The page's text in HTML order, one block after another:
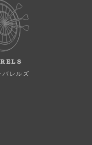
バレルズ